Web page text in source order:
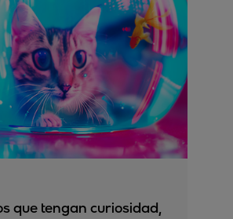
que tengan curiosidad,